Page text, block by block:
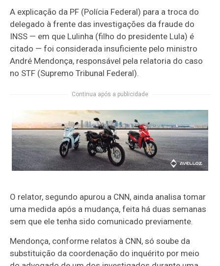
A explicação da PF (Polícia Federal) para a troca do
delegado à frente das investigações da fraude do
INSS — em que Lulinha (filho do presidente Lula) é
citado — foi considerada insuficiente pelo ministro
André Mendonça, responsável pela relatoria do caso
no STF (Supremo Tribunal Federal).
Continua após a publicidade
O relator, segundo apurou a CNN, ainda analisa tomar
uma medida após a mudança, feita há duas semanas
sem que ele tenha sido comunicado previamente.
Mendonça, conforme relatos à CNN, só soube da
substituição da coordenação do inquérito por meio